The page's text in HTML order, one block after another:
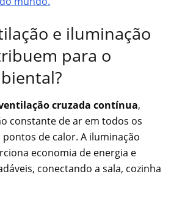
e iluminação
para o
cruzada contínua,
constante de ar em todos os
de calor. A iluminação
economia de energia e
conectando a sala, cozinha